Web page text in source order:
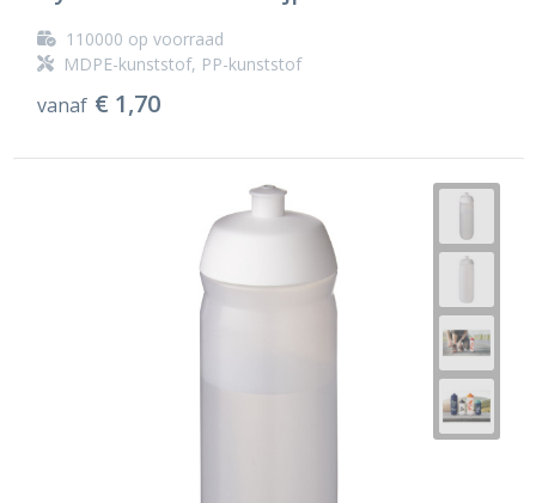
110000 op voorraad
MDPE-kunststof, PP-kunststof
vanaf € 1,70